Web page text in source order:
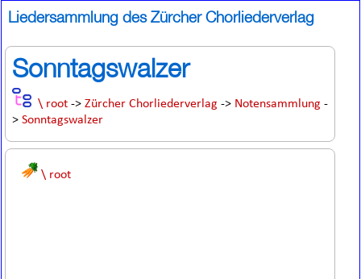
Liedersammlung des Zürcher Chorliederverlag
Sonntagswalzer
\ root ->Zürcher Chorliederverlag -> Notensammlung -
>Sonntagswalzer
\ root